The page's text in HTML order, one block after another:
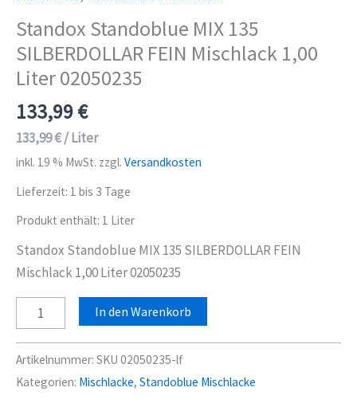
Standox Standoblue MIX 135
SILBERDOLLAR FEIN Mischlack 1,00
Liter 02050235
133,99€
133,99€/Liter
inkl. 19 % MwSt. zzgl. Versandkosten
Lieferzeit: 1 bis 3 Tage
Produkt enthält: 1 Liter
Standox Standoblue MIX 135 SILBERDOLLAR FEIN
Mischlack 1,00 Liter 02050235
Standox
Standoblue
MIX
135
In den Warenkorb
Artikelnummer: SKU 02050235-lf
Kategorien: Mischlacke, Standoblue Mischlacke